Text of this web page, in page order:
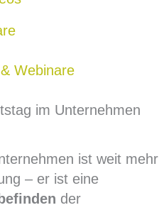
Webinare
im Unternehmen
ist weit mehr
– er ist eine
der